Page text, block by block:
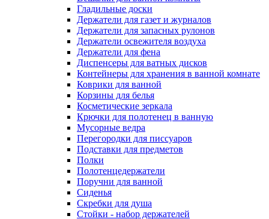
Гладильные доски
Держатели для газет и журналов
Держатели для запасных рулонов
Держатели освежителя воздуха
Держатели для фена
Диспенсеры для ватных дисков
Контейнеры для хранения в ванной комнате
Коврики для ванной
Корзины для белья
Косметические зеркала
Крючки для полотенец в ванную
Мусорные ведра
Перегородки для писсуаров
Подставки для предметов
Полки
Полотенцедержатели
Поручни для ванной
Сиденья
Скребки для душа
Стойки - набор держателей